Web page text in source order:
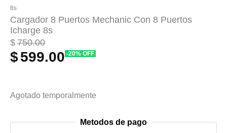
8s
Cargador 8 Puertos Mechanic Con 8 Puertos
Icharge 8s
$ 750.00
El
precio
$750.00.
$599.00
El
precio
$599.00.
-20% OFF
Agotado temporalmente
Metodos de pago